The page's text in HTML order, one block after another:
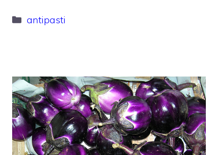
Categorie
antipasti